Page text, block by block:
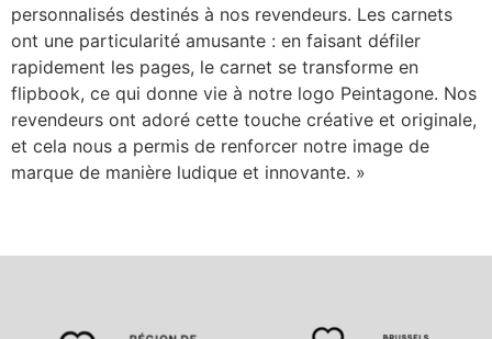
personnalisés destinés à nos revendeurs. Les carnets
ont une particularité amusante : en faisant défiler
rapidement les pages, le carnet se transforme en
flipbook, ce qui donne vie à notre logo Peintagone. Nos
revendeurs ont adoré cette touche créative et originale,
et cela nous a permis de renforcer notre image de
marque de manière ludique et innovante. »